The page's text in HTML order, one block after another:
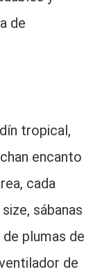
de
tropical,
encanto
cada
sábanas
plumas de
de